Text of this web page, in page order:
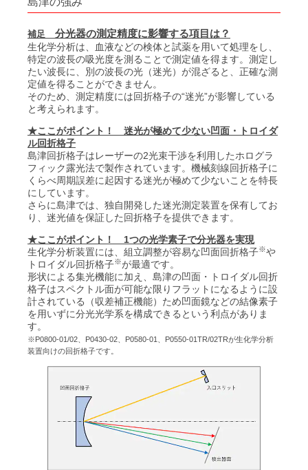
補足 分光器の測定精度に影響する項目は？
生化学分析は、血液などの検体と試薬を用いて処理をし、
特定の波長の吸光度を測ることで測定値を得ます。測定し
たい波長に、別の波長の光（迷光）が混ざると、正確な測
定値を得ることができません。
そのため、測定精度には回折格子の“迷光”が影響している
と考えられます。
★ここがポイント！ 迷光が極めて少ない凹面・トロイダ
ル回折格子
島津回折格子はレーザーの2光束干渉を利用したホログラ
フィック露光法で製作されています。機械刻線回折格子に
くらべ周期誤差に起因する迷光が極めて少ないことを特長
にしています。
さらに島津では、独自開発した迷光測定装置を保有してお
り、迷光値を保証した回折格子を提供できます。
★ここがポイント！ 1つの光学素子で分光器を実現
生化学分析装置には、組立調整が容易な凹面回折格子※や
トロイダル回折格子※が最適です。
形状による集光機能に加え、島津の凹面・トロイダル回折
格子はスペクトル面が可能な限りフラットになるように設
計されている（収差補正機能）ため凹面鏡などの結像素子
を用いずに分光光学系を構成できるという利点がありま
す。
※P0800-01/02、P0430-02、P0580-01、P0550-01TR/02TRが生化学分析
装置向けの回折格子です。